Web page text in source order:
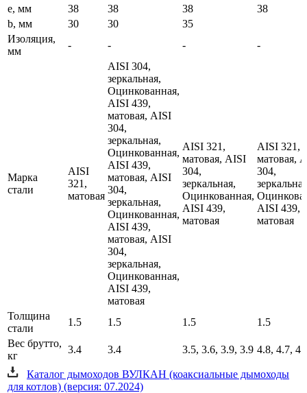
e, мм
38 38 38
38
b, мм
30 30
35
Изоляция,
мм
- - - -
Марка
стали
AISI
321,
матовая
AISI 304,
зеркальная,
Оцинкованная,
AISI 439,
матовая, AISI
304,
зеркальная,
Оцинкованная,
AISI 439,
матовая, AISI
304,
зеркальная,
Оцинкованная,
AISI 439,
матовая, AISI
304,
зеркальная,
Оцинкованная,
AISI 439,
матовая
AISI 321,
матовая, AISI
304,
зеркальная,
Оцинкованная,
AISI 439,
матовая
AISI 321,
матовая,
304,
AISI 439,
матовая
Толщина
стали
1.5 1.5 1.5
1.5
Вес брутто,
кг
3.4 3.4 3.5, 3.6, 3.9, 3.9 4.8, 4.7,
Каталог дымоходов ВУЛКАН (коаксиальные дымоходы
для котлов) (версия: 07.2024)